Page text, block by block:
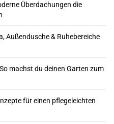
Überdachungen die
Außendusche & Ruhebereiche
machst du deinen Garten zum
für einen pflegeleichten